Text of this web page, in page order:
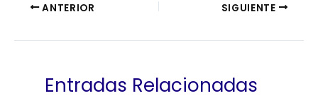
ANTERIOR SIGUIENTE
Entradas Relacionadas